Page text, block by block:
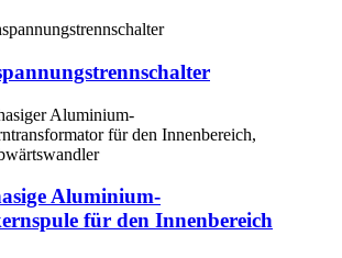
Aluminium-
für den Innenbereich